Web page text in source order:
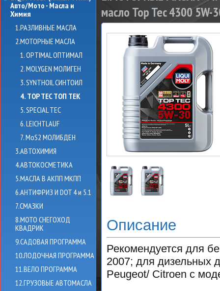
Авто/Мото - Масла и
Химия
1.РАЗЛИВНЫЕ МАСЛА
2.МОТОРНЫЕ МАСЛА
1. OPTIMAL ОПТИМАЛ
2. MOLYGEN МОЛИГЕН
3. SYNTHOIL СИНТОИЛ
4. TOP TEC ТОП ТЕК
5. SPECIAL TEC
6. LEICHTLAUF
7. MoS2 МОЛИБДЕН
3.АВТОХИМИЯ
4.АВТОКОСМЕТИКА
5.МАСЛА В АКПП МКПП
6.АНТИФРИЗ И DOT 4 и 5.1
7.СМАЗКИ
8.МОТО СНЕГОХОД
КВАДРИК
9.САДОВАЯ ПРОГРАММА
10.ЛОДОЧНАЯ ПРОГРАММА
11.ВЕЛО ПРОГРАММА
12.ГРУЗОВЫЕ АВТОМАСЛА
масло Top Tec 4300 5W-
Описание
Рекомендуется для
2007; для дизельных
Peugeot/ Citroen с